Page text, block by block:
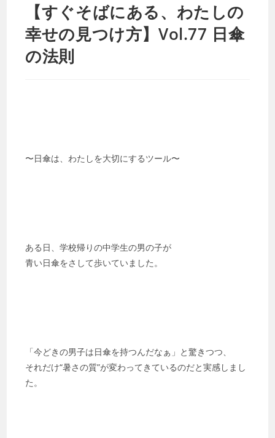
【すぐそばにある、わたしの
幸せの見つけ方】Vol.77 日傘
の法則
〜日傘は、わたしを大切にするツール〜
ある日、学校帰りの中学生の男の子が
青い日傘をさして歩いていました。
「今どきの男子は日傘を持つんだなぁ」と驚きつつ、
それだけ“暑さの質”が変わってきているのだと実感しまし
た。